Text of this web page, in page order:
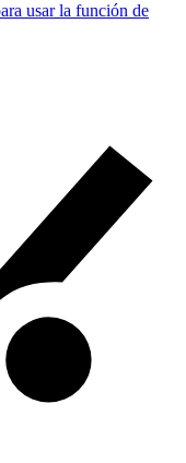
usar la función de